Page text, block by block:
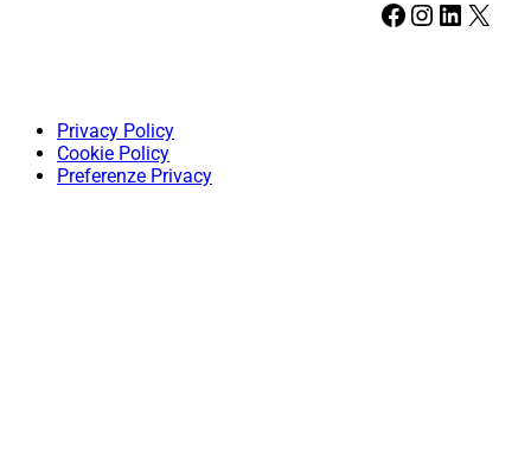
Facebook Instagram LinkedIn X
Privacy Policy
Cookie Policy
Preferenze Privacy